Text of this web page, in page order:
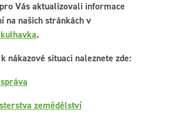
Vás aktualizovali informace
na našich stránkách v
.
nákazové situaci naleznete zde:
zemědělství